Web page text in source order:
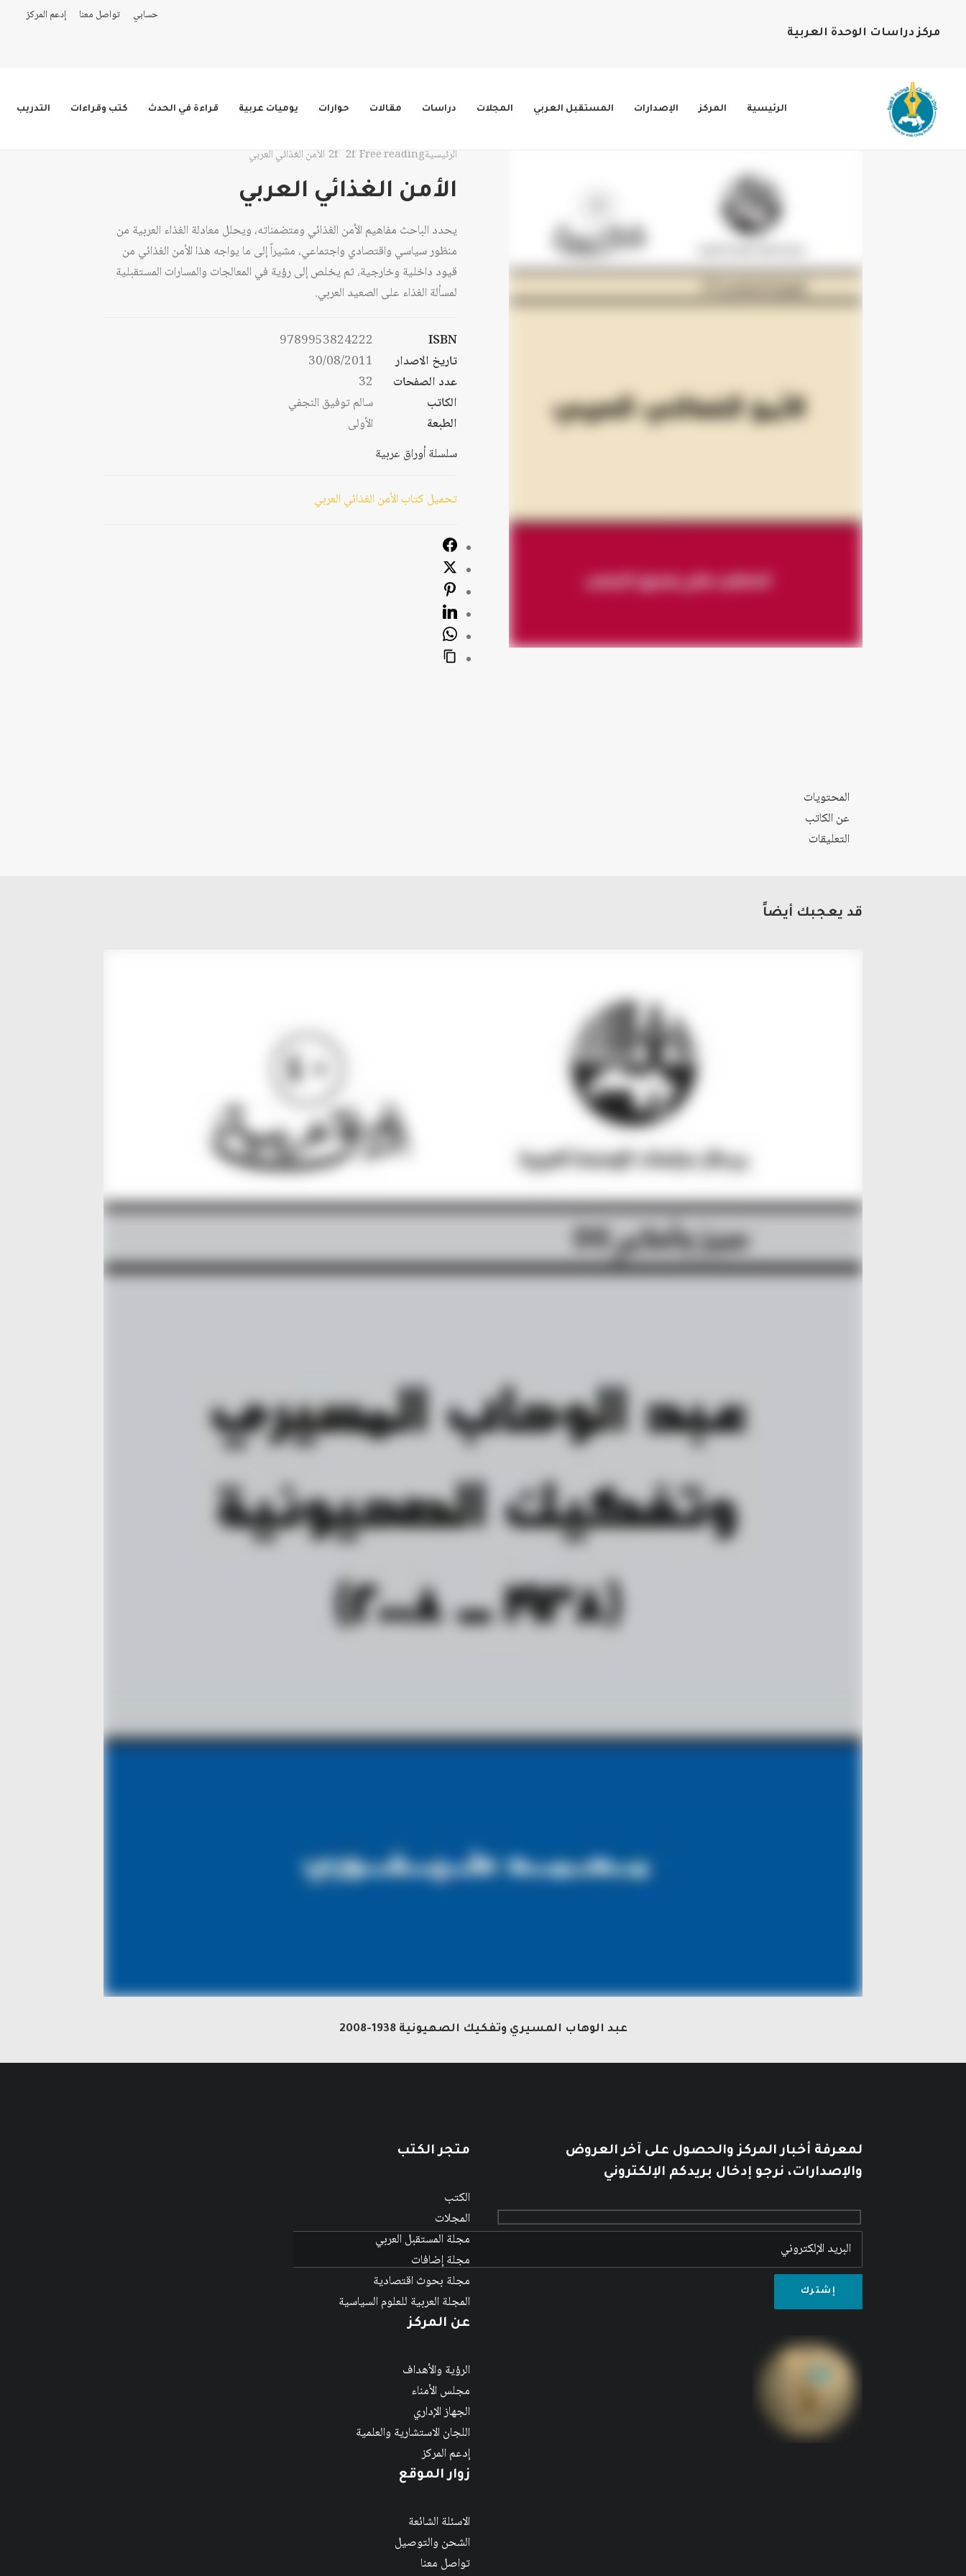
مركز دراسات الوحدة العربية
حسابي تواصل معنا إدعم المركز
الرئيسية المركز الإصدارات المستقبل العربي المجلات دراسات مقالات حوارات يوميات عربية قراءة في الحدث كتب وقراءات التدريب
الرئيسيةFree reading الأمن الغذائي العربي
الأمن الغذائي العربي
يحدد الباحث مفاهيم الأمن الغذائي ومتضمناته، ويحلل معادلة الغذاء العربية من
منظور سياسي واقتصادي واجتماعي، مشيراً إلى ما يواجه هذا الأمن الغذائي من
قيود داخلية وخارجية، ثم يخلص إلى رؤية في المعالجات والمسارات المستقبلية
لمسألة الغذاء على الصعيد العربي.
ISBN
9789953824222
تاريخ الاصدار
30/08/2011
عدد الصفحات
32
الكاتب
سالم توفيق النجفي
الطبعة
الأولى
سلسلة أوراق عربية
تحميل كتاب الأمن الغذائي العربي
المحتويات
عن الكاتب
التعليقات
قد يعجبك أيضاً
عبد الوهاب المسيري وتفكيك الصهيونية 1938-2008
لمعرفة أخبار المركز والحصول على آخر العروض
والإصدارات، نرجو إدخال بريدكم الإلكتروني
متجر الكتب
الكتب
المجلات
مجلة المستقبل العربي
مجلة إضافات
مجلة بحوث اقتصادية
المجلة العربية للعلوم السياسية
عن المركز
الرؤية والأهداف
مجلس الأمناء
الجهاز الإداري
اللجان الاستشارية والعلمية
إدعم المركز
زوار الموقع
الاسئلة الشائعة
الشحن والتوصيل
تواصل معنا